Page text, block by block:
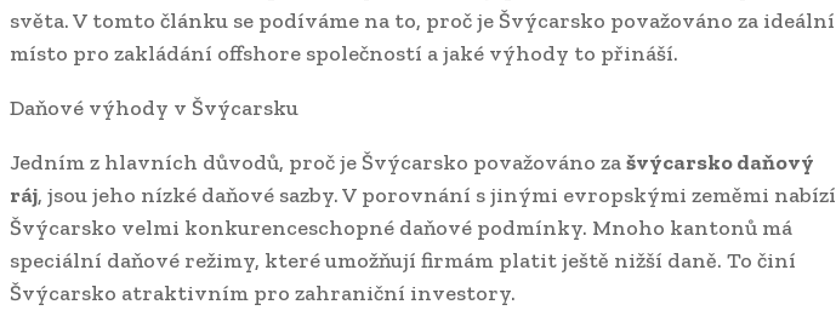
světa. V tomto článku se podíváme na to, proč je Švýcarsko považováno za ideální
místo pro zakládání offshore společností a jaké výhody to přináší.
Daňové výhody v Švýcarsku
Jedním z hlavních důvodů, proč je Švýcarsko považováno zašvýcarsko daňový
ráj, jsou jeho nízké daňové sazby. V porovnání s jinými evropskými zeměmi nabízí
Švýcarsko velmi konkurenceschopné daňové podmínky. Mnoho kantonů má
speciální daňové režimy, které umožňují firmám platit ještě nižší daně. To činí
Švýcarsko atraktivním pro zahraniční investory.